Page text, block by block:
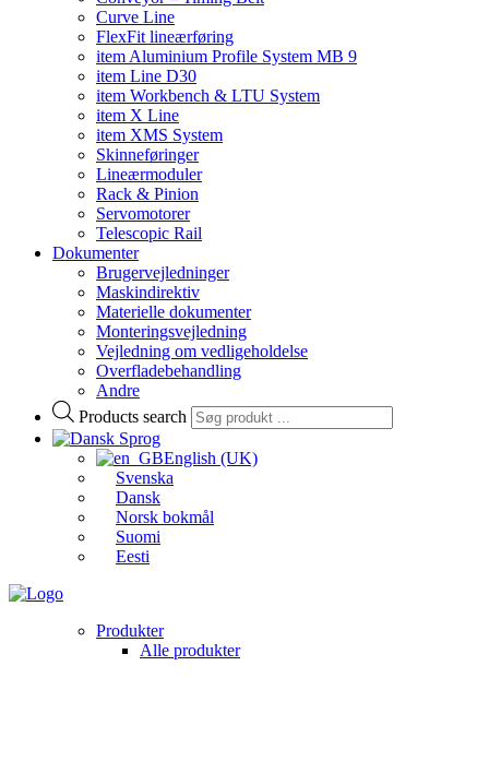
Curve Line
FlexFit lineærføring
item Aluminium Profile System MB 9
item Line D30
item Workbench & LTU System
item X Line
item XMS System
Skinneføringer
Lineærmoduler
Rack & Pinion
Servomotorer
Telescopic Rail
Dokumenter
Brugervejledninger
Maskindirektiv
Materielle dokumenter
Monteringsvejledning
Vejledning om vedligeholdelse
Overfladebehandling
Andre
Products search
Sprog
English (UK)
Svenska
Dansk
Norsk bokmål
Suomi
Eesti
Produkter
Alle produkter